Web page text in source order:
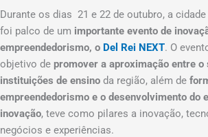
Durante os dias 21 e 22 de outubro, a cidade
foi palco de um importante evento de
empreendedorismo, o Del Rei NEXT. O
objetivo de promover a aproximação entre o
instituições de ensino da região, além de
empreendedorismo e o desenvolvimento do
inovação, teve como pilares a inovação,
negócios e experiências.